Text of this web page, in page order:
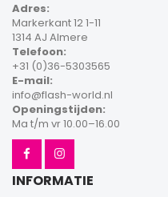
Adres:
Markerkant 12 1-11
1314 AJ Almere
Telefoon:
+31 (0)36-5303565
E-mail:
info@flash-world.nl
Openingstijden:
Ma t/m vr 10.00–16.00
INFORMATIE